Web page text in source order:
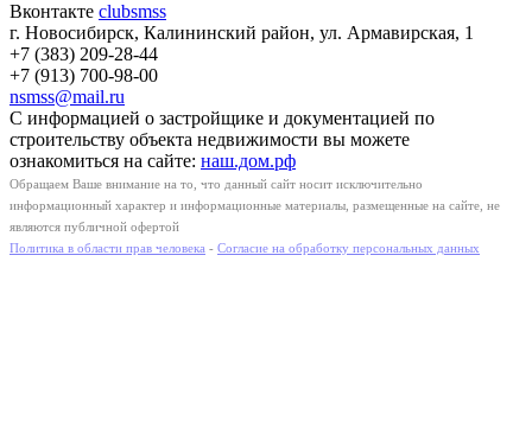
Вконтакте clubsmss
г. Новосибирск, Калининский район, ул. Армавирская, 1
+7 (383) 209-28-44
+7 (913) 700-98-00
nsmss@mail.ru
С информацией о застройщике и документацией по
строительству объекта недвижимости вы можете
ознакомиться на сайте: наш.дом.рф
Обращаем Ваше внимание на то, что данный сайт носит исключительно
информационный характер и информационные материалы, размещенные на сайте, не
являются публичной офертой
Политика в области прав человека - Согласие на обработку персональных данных